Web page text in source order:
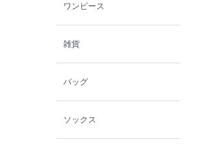
ワンピース
雑貨
バッグ
ソックス